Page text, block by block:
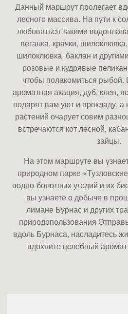
Данный маршрут пролегает
лесного массива. На пути к
любоваться такими
пеганка, крачки,
шилоклювка, баклан и
розовые и кудрявые
чтобы полакомиться рыбой.
ароматная акация, дуб, клен,
подарят вам уют и прокладу, а
растений очарует совим
встречаются кот лесной,
зайцы.
На этом маршруте вы
природном парке
водно-болотных угодий и их
вы узнаете о добыче в
лимане Бурнас и других
природопользования
вдоль Бурнаса, насладитесь
вдохните целебный